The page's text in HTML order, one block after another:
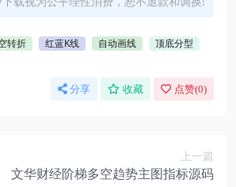
转折 红蓝K线 自动画线
顶底分型
分享 收藏 点赞(0)
上一篇
文华财经阶梯多空趋势主图指标源码